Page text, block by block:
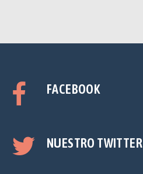
FACEBOOK
NUESTRO TWITTER